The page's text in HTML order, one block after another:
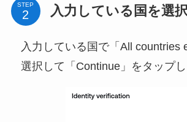
STEP 入力している国を選
入力している国で「All countries
選択して「Continue」をタップし